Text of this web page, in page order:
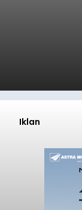
Iklan